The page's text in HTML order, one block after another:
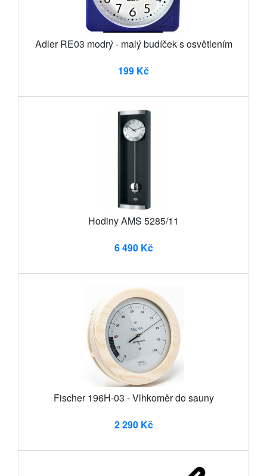
Adler RE03 modrý - malý budíček s osvětlením
199 Kč
Hodiny AMS 5285/11
6 490 Kč
Fischer 196H-03 - Vlhkoměr do sauny
2 290 Kč